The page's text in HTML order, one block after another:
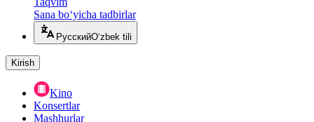
Sana bo‘yicha tadbirlar
РусскийO‘zbek tili
Kirish
Kino
Konsertlar
Mashhurlar